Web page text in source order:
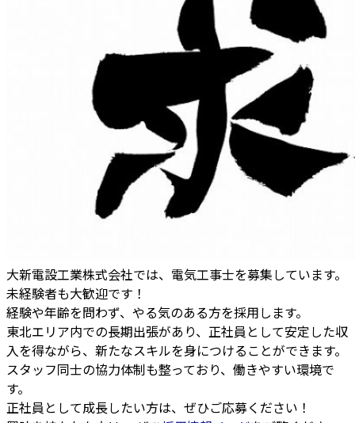
大新電設工業株式会社では、電気工事士を募集しています。
未経験者も大歓迎です！
経験や年齢を問わず、やる気のある方を採用します。
東北エリア内での長期出張があり、正社員として安定した収
入を得ながら、新たなスキルを身につけることができます。
スタッフ同士の協力体制も整っており、働きやすい環境で
す。
正社員として成長したい方は、ぜひご応募ください！